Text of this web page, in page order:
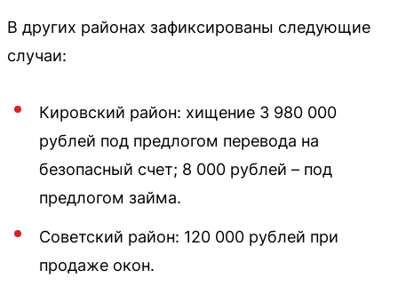
В других районах зафиксированы следующие
случаи:
Кировский район: хищение 3 980 000
рублей под предлогом перевода на
безопасный счет; 8 000 рублей – под
предлогом займа.
Советский район: 120 000 рублей при
продаже окон.